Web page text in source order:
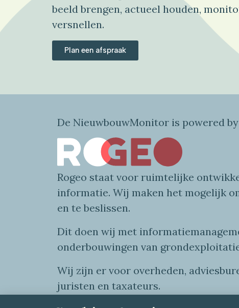
beeld brengen, actueel houden,
versnellen.
Plan een afspraak
De NieuwbouwMonitor is powered by
Rogeo staat voor ruimtelijke
informatie. Wij maken het mogelijk
en te beslissen.
Dit doen wij met informatie
onderbouwingen van
Wij zijn er voor overheden,
juristen en taxateurs.